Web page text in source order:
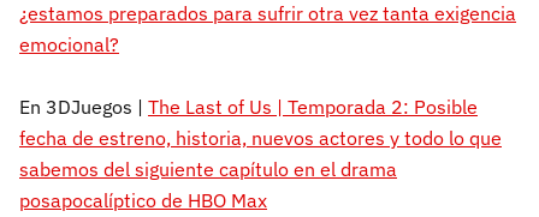
¿estamos preparados para sufrir otra vez tanta exigencia
emocional?
En 3DJuegos | The Last of Us | Temporada 2: Posible
fecha de estreno, historia, nuevos actores y todo lo que
sabemos del siguiente capítulo en el drama
posapocalíptico de HBO Max